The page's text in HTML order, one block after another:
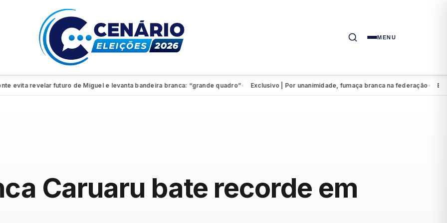
MENU
revelar futuro de Miguel e levanta bandeira branca: “grande quadro”● Exclusivo | Por unanimidade, fumaça branca na federação● Eduardo
Caruaru bate recorde em